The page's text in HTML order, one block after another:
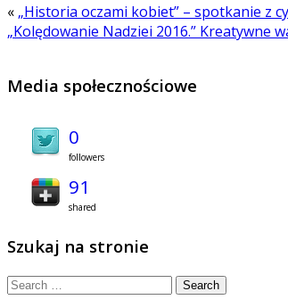
« „Historia oczami kobiet” – spotkanie z
„Kolędowanie Nadziei 2016.” Kreatywne
Media społecznościowe
0
followers
91
shared
Szukaj na stronie
Search